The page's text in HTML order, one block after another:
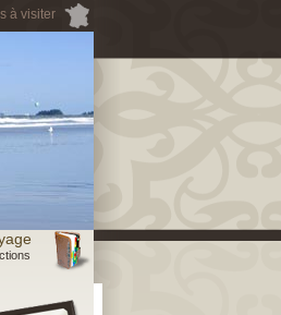
à visiter